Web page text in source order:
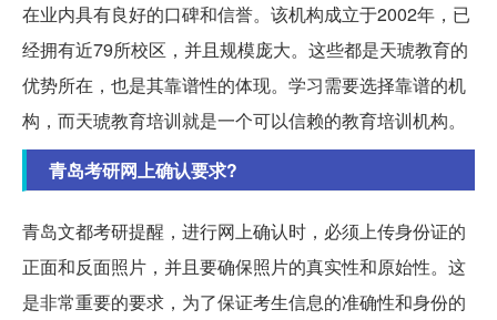
在业内具有良好的口碑和信誉。该机构成立于2002年，已
经拥有近79所校区，并且规模庞大。这些都是天琥教育的
优势所在，也是其靠谱性的体现。学习需要选择靠谱的机
构，而天琥教育培训就是一个可以信赖的教育培训机构。
青岛考研网上确认要求?
青岛文都考研提醒，进行网上确认时，必须上传身份证的
正面和反面照片，并且要确保照片的真实性和原始性。这
是非常重要的要求，为了保证考生信息的准确性和身份的